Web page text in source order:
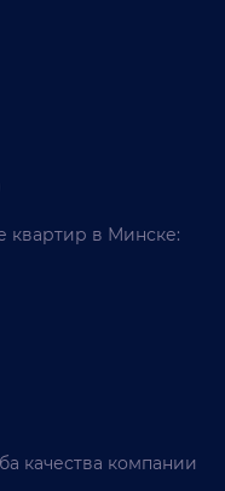
квартир в Минске:
качества компании